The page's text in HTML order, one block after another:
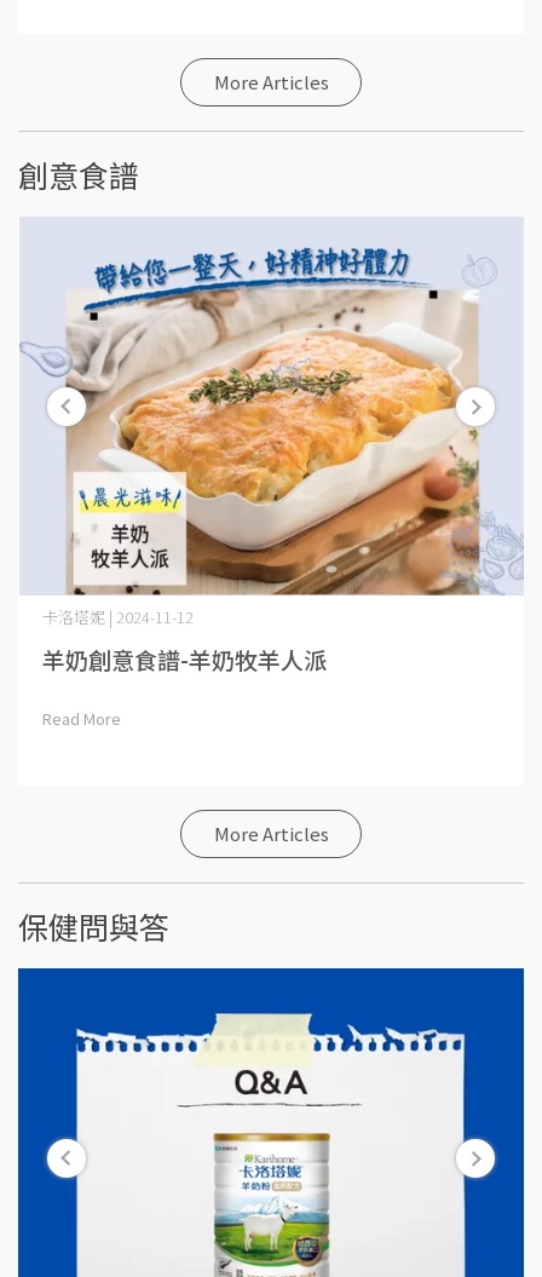
More Articles
創意食譜
卡洛塔妮 | 2024-11-12
羊奶創意食譜-羊奶牧羊人派
Read More
More Articles
保健問與答